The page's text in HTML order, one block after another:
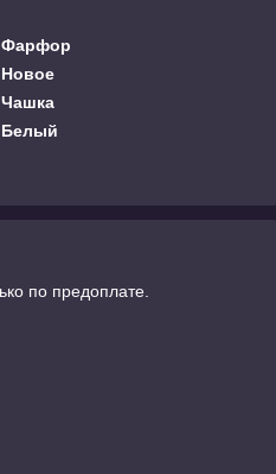
Фарфор
Новое
Чашка
Белый
по предоплате.